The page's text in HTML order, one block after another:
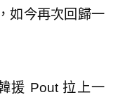
如今再次回歸一
援 Pout 拉上一